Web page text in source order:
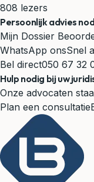
808 lezers
Persoonlijk advies
Mijn Dossier
WhatsApp onsSnel
Bel direct050 67 32
Hulp nodig bij uw
Onze advocaten
Plan een consultatie